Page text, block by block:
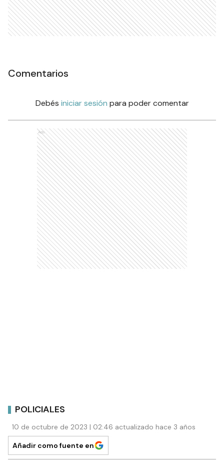
Comentarios
Debés iniciar sesión para poder comentar
Ads
POLICIALES
10 de octubre de 2023 | 02:46 actualizado hace 3 años
Añadir como fuente en